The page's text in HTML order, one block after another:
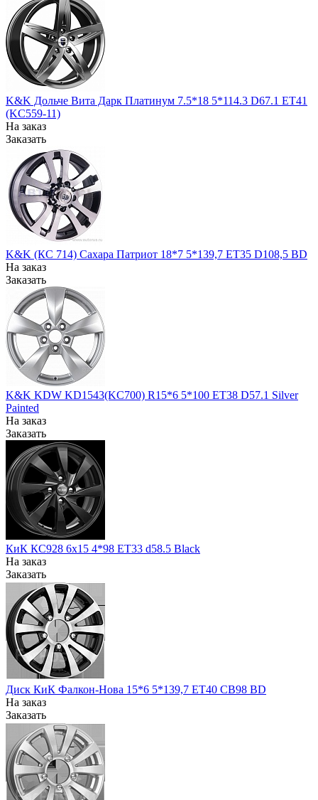
K&K Дольче Вита Дарк Платинум 7.5*18 5*114.3 D67.1 ET41
(KC559-11)
На заказ
Заказать
K&K (КС 714) Сахара Патриот 18*7 5*139,7 ЕТ35 D108,5 BD
На заказ
Заказать
K&K KDW KD1543(KC700) R15*6 5*100 ET38 D57.1 Silver
Painted
На заказ
Заказать
КиК КС928 6x15 4*98 ET33 d58.5 Black
На заказ
Заказать
Диск КиК Фалкон-Нова 15*6 5*139,7 ЕТ40 СВ98 BD
На заказ
Заказать